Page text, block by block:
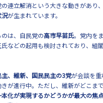
連立解消という大きな動きがあり、
況が生まれています。
は、自民党の高市早苗氏。党内を
などの起用も検討されており、組
主、維新、国民民主の3党が会談を重
が進行中。ただし、維新がどこま
本化が実現するかどうかが最大の焦